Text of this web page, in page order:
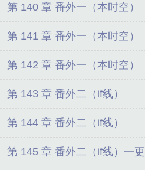
第 140 章 番外一（本时空）
第 141 章 番外一（本时空）
第 142 章 番外一（本时空）
第 143 章 番外二（if线）
第 144 章 番外二（if线）
第 145 章 番外二（if线）一更